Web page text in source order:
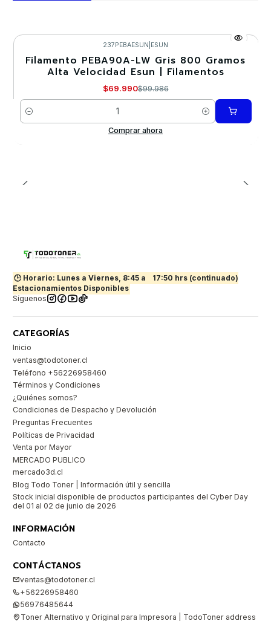
-30%
237PEBAESUN ESUN
Filamento PEBA90A-LW Gris 800 Gramos
Alta Velocidad Esun | Filamentos
$69.990$99.986
Cantidad
Comprar ahora
🕒 Horario: Lunes a Viernes, 8:45 a
17:50 hrs (continuado)
Estacionamientos Disponibles
Síguenos
CATEGORÍAS
Inicio
ventas@todotoner.cl
Teléfono +56226958460
Términos y Condiciones
¿Quiénes somos?
Condiciones de Despacho y Devolución
Preguntas Frecuentes
Políticas de Privacidad
Venta por Mayor
MERCADO PUBLICO
mercado3d.cl
Blog Todo Toner | Información útil y sencilla
Stock inicial disponible de productos participantes del Cyber Day
del 01 al 02 de junio de 2026
INFORMACIÓN
Contacto
CONTÁCTANOS
ventas@todotoner.cl
+56226958460
56976485644
Toner Alternativo y Original para Impresora | TodoToner address